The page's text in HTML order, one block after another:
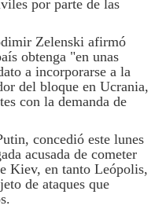
por parte de las
Zelenski afirmó
obtenga "en unas
a incorporarse a la
del bloque en Ucrania,
con la demanda de
concedió este lunes
acusada de cometer
Kiev, en tanto Leópolis,
de ataques que